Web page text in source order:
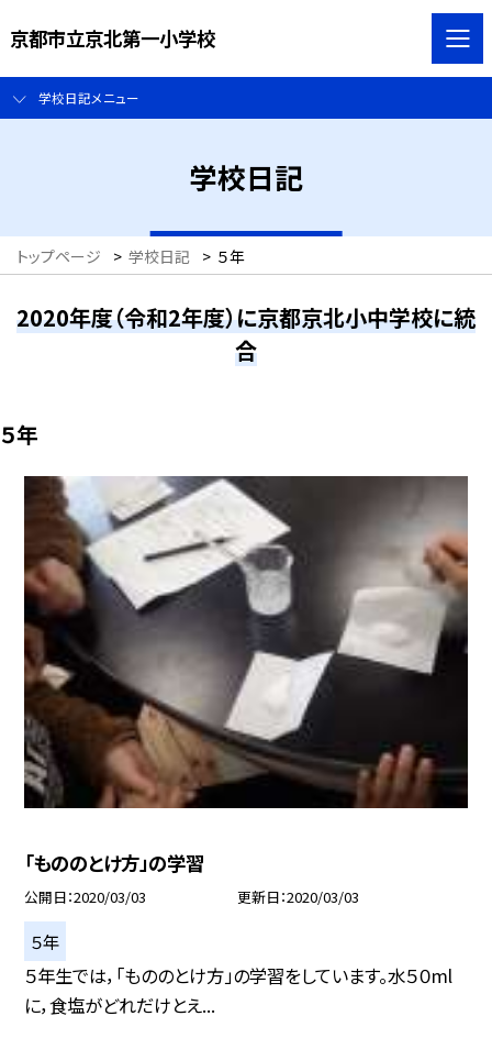
京都市立京北第一小学校
学校日記メニュー
学校日記
トップページ > 学校日記 > ５年
2020年度（令和2年度）に京都京北小中学校に統
合
５年
「もののとけ方」の学習
公開日 2020/03/03 更新日 2020/03/03
５年
５年生では，「もののとけ方」の学習をしています。水５０ml
に，食塩がどれだけとえ...